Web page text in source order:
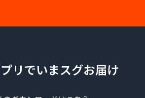
リでいまスグお届け